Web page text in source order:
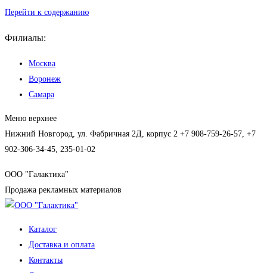
Перейти к содержанию
Филиалы:
Москва
Воронеж
Самара
Меню верхнее
Нижний Новгород, ул. Фабричная 2Д, корпус 2 +7 908-759-26-57, +7
902-306-34-45, 235-01-02
ООО "Галактика"
Продажа рекламных материалов
Каталог
Доставка и оплата
Контакты